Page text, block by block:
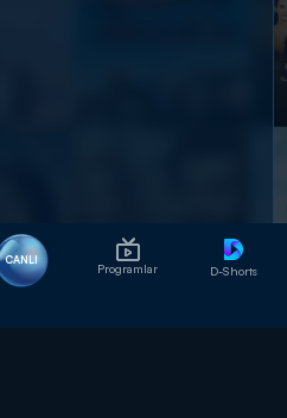
CANLI
Programlar D-Shorts